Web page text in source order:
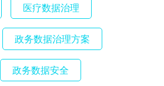
医疗数据治理
政务数据治理方案
政务数据安全